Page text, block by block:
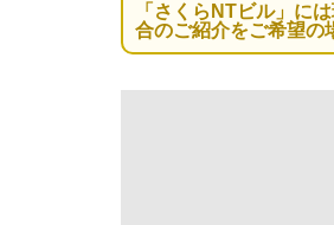
「さくらNTビル」に
合のご紹介をご希望の